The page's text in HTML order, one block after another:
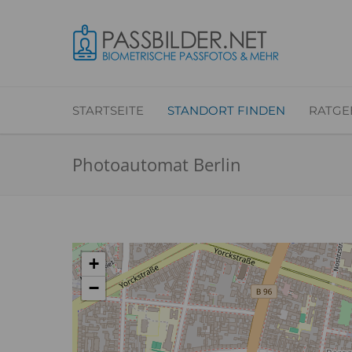
STARTSEITE STANDORT FINDEN
Photoautomat Berlin
+
−